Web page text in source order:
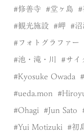
修善寺 堂ヶ島
観光施設 岬
フォトグラファー
池・滝・川 サイ
Kyosuke Owada
ueda.mon
Ohagi Jun Sato
Yui Motizuki 初